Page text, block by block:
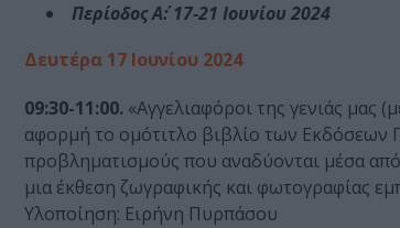
Περίοδος Α΄: 17-21 Ιουνίου 2024
Δευτέρα 17 Ιουνίου 2024
09:30-11:00. «Αγγελιαφόροι της γενιάς μας
αφορμή το ομότιτλο βιβλίο των Εκδόσεων
προβληματισμούς που αναδύονται μέσα
μια έκθεση ζωγραφικής και φωτογραφίας
Υλοποίηση: Ειρήνη Πυρπάσου